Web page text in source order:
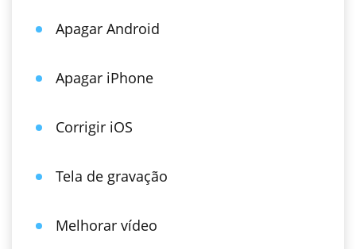
Apagar Android
Apagar iPhone
Corrigir iOS
Tela de gravação
Melhorar vídeo